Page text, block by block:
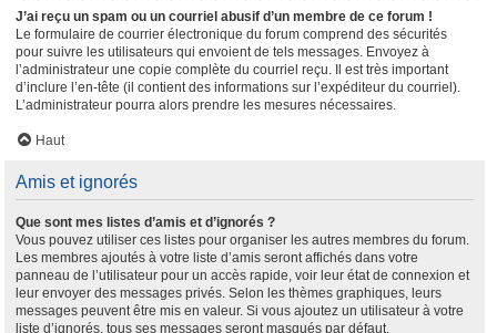
J’ai reçu un spam ou un courriel abusif d’un membre de ce forum !
Le formulaire de courrier électronique du forum comprend des sécurités
pour suivre les utilisateurs qui envoient de tels messages. Envoyez à
l’administrateur une copie complète du courriel reçu. Il est très important
d’inclure l’en-tête (il contient des informations sur l’expéditeur du courriel).
L’administrateur pourra alors prendre les mesures nécessaires.
Haut
Amis et ignorés
Que sont mes listes d’amis et d’ignorés ?
Vous pouvez utiliser ces listes pour organiser les autres membres du forum.
Les membres ajoutés à votre liste d’amis seront affichés dans votre
panneau de l’utilisateur pour un accès rapide, voir leur état de connexion et
leur envoyer des messages privés. Selon les thèmes graphiques, leurs
messages peuvent être mis en valeur. Si vous ajoutez un utilisateur à votre
liste d’ignorés, tous ses messages seront masqués par défaut.